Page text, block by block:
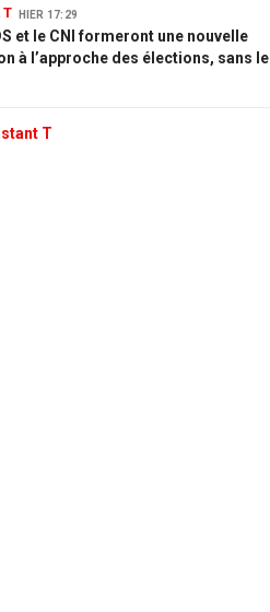
T HIER 17:29
et le CNI formeront une nouvelle
à l’approche des élections, sans le
T